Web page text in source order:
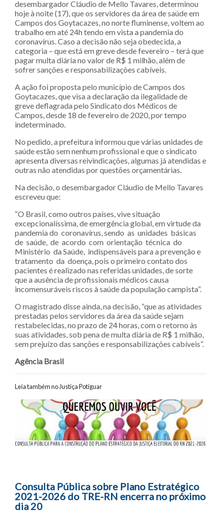
desembargador Cláudio de Mello Tavares, determinou
hoje à noite (17), que os servidores da área de saúde em
Campos dos Goytacazes, no norte fluminense, voltem ao
trabalho em até 24h tendo em vista a pandemia do
coronavírus. Caso a decisão não seja obedecida, a
categoria – que está em greve desde fevereiro – terá que
pagar multa diária no valor de R$ 1 milhão, além de
sofrer sanções e responsabilizações cabíveis.
A ação foi proposta pelo município de Campos dos
Goytacazes, que visa a declaração da ilegalidade de
greve deflagrada pelo Sindicato dos Médicos de
Campos, desde 18 de fevereiro de 2020, por tempo
indeterminado.
No pedido, a prefeitura informou que várias unidades de
saúde estão sem nenhum profissional e que o sindicato
apresenta diversas reivindicações, algumas já atendidas e
outras não atendidas por questões orçamentárias.
Na decisão, o desembargador Cláudio de Mello Tavares
escreveu que:
“O Brasil, como outros países, vive situação
excepcionalíssima, de emergência global, em virtude da
pandemia do coronavírus, sendo as unidades básicas
de saúde, de acordo com orientação técnica do
Ministério da Saúde, indispensáveis para a prevenção e
tratamento da doença, pois o primeiro contato dos
pacientes é realizado nas referidas unidades, de sorte
que a ausência de profissionais médicos causa
incomensuráveis riscos à saúde da população campista”.
O magistrado disse ainda, na decisão, “que as atividades
prestadas pelos servidores da área da saúde sejam
restabelecidas, no prazo de 24 horas, com o retorno às
suas atividades, sob pena de multa diária de R$ 1 milhão,
sem prejuízo das sanções e responsabilizações cabíveis”.
Agência Brasil
Leia também no Justiça Potiguar
Navegação entre posts
Consulta Pública sobre Plano Estratégico
2021-2026 do TRE-RN encerra no próximo
dia 20